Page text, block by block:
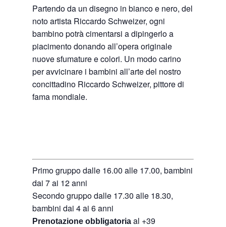
Partendo da un disegno in bianco e nero, del
noto artista Riccardo Schweizer, ogni
bambino potrà cimentarsi a dipingerlo a
piacimento donando all’opera originale
nuove sfumature e colori. Un modo carino
per avvicinare i bambini all’arte del nostro
concittadino Riccardo Schweizer, pittore di
fama mondiale.
Primo gruppo dalle 16.00 alle 17.00, bambini
dai 7 ai 12 anni
Secondo gruppo dalle 17.30 alle 18.30,
bambini dai 4 ai 6 anni
Prenotazione obbligatoria al +39